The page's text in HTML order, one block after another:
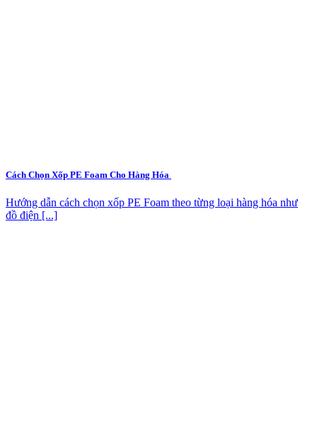
Cách Chọn Xốp PE Foam Cho Hàng Hóa
Hướng dẫn cách chọn xốp PE Foam theo từng loại hàng hóa như
đồ điện [...]